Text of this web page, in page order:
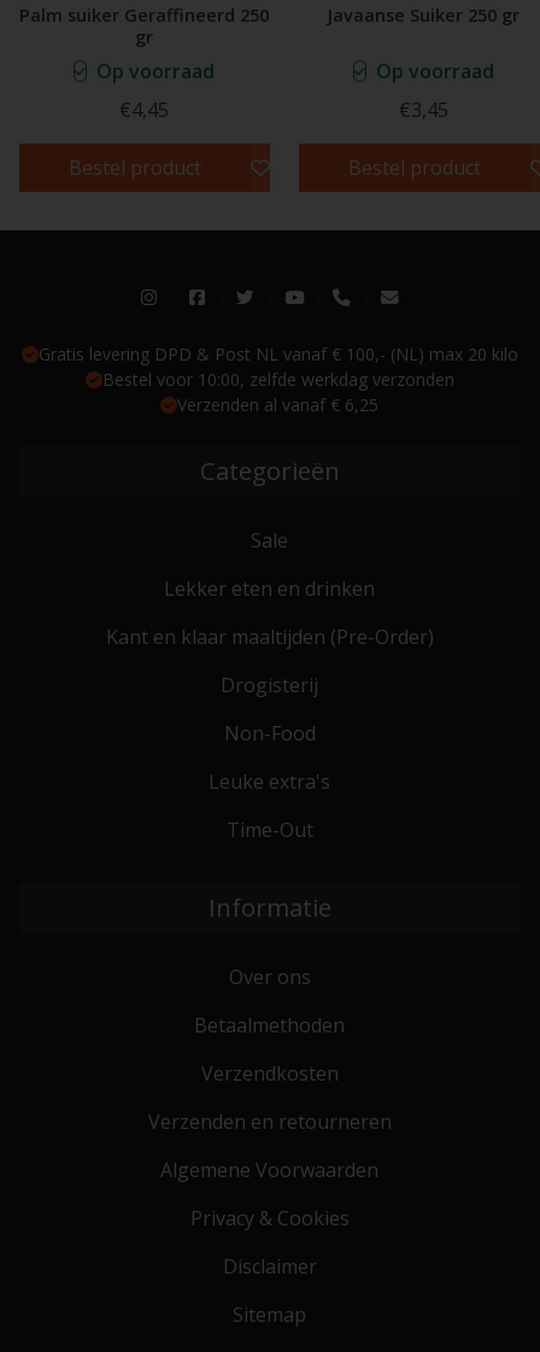
Palm suiker Geraffineerd 250
gr
Op voorraad
€4,45
Bestel product
Javaanse Suiker 250 gr
Op voorraad
€3,45
Bestel product
Gratis levering DPD & Post NL vanaf € 100,- (NL) max 20 kilo
Bestel voor 10:00, zelfde werkdag verzonden
Verzenden al vanaf € 6,25
Categorieën
Sale
Lekker eten en drinken
Kant en klaar maaltijden (Pre-Order)
Drogisterij
Non-Food
Leuke extra's
Time-Out
Informatie
Over ons
Betaalmethoden
Verzendkosten
Verzenden en retourneren
Algemene Voorwaarden
Privacy & Cookies
Disclaimer
Sitemap